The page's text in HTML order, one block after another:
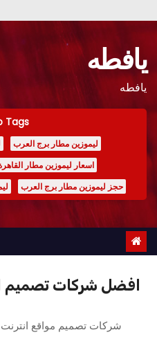
Skip
content
يافطه
يافطه
Tags
ليموزين مطار برج العرب
اسعار ليموزين مطار
حجز ليموزين مطار برج العرب
افضل شركات تصميم
شركات تصميم مواقع